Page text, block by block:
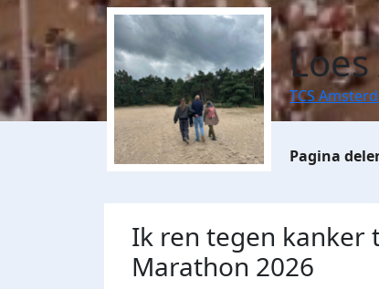
TCS
Ik ren tegen kanker
Marathon 2026